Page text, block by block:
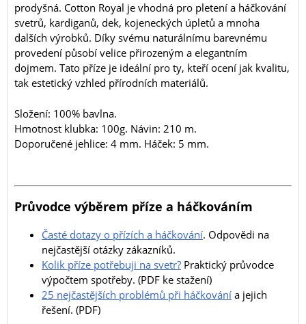
prodyšná. Cotton Royal je vhodná pro pletení a háčkování
svetrů, kardiganů, dek, kojeneckých úpletů a mnoha
dalších výrobků. Díky svému naturálnímu barevnému
provedení působí velice přirozeným a elegantním
dojmem. Tato příze je ideální pro ty, kteří ocení jak kvalitu,
tak estetický vzhled přírodních materiálů.
Složení: 100% bavlna.
Hmotnost klubka: 100g. Návin: 210 m.
Doporučené jehlice: 4 mm. Háček: 5 mm.
Průvodce výběrem příze a háčkováním
Časté dotazy o přízích a háčkování. Odpovědi na
nejčastější otázky zákazníků.
Kolik příze potřebuji na svetr? Praktický průvodce
výpočtem spotřeby. (PDF ke stažení)
25 nejčastějších problémů při háčkování a jejich
řešení. (PDF)